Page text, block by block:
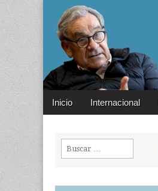
Main
Skip
Inicio Internacional
Buscar: